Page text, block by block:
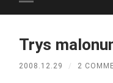
Toggle
mobile
Trys
2008.12.29 / 2